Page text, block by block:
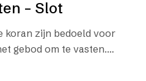
– Slot
koran zijn bedoeld voor
gebod om te vasten.